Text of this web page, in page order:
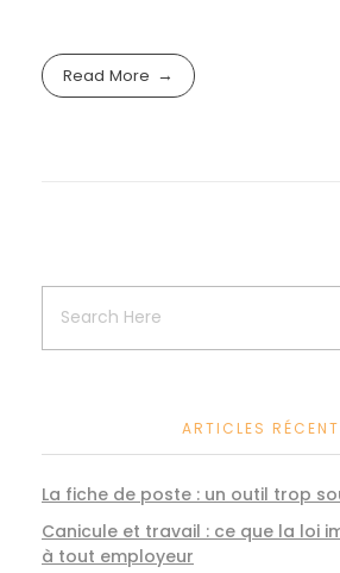
Read More
ARTICLES
La fiche de poste : un outil trop
Canicule et travail : ce que la loi
à tout employeur